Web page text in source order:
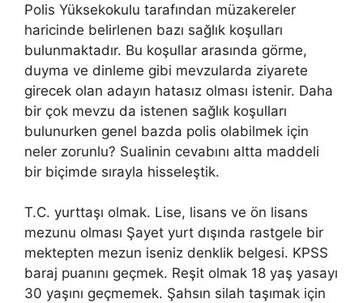
Polis Yüksekokulu tarafından müzakereler
haricinde belirlenen bazı sağlık koşulları
bulunmaktadır. Bu koşullar arasında görme,
duyma ve dinleme gibi mevzularda ziyarete
girecek olan adayın hatasız olması istenir. Daha
bir çok mevzu da istenen sağlık koşulları
bulunurken genel bazda polis olabilmek için
neler zorunlu? Sualinin cevabını altta maddeli
bir biçimde sırayla hisseleştik.
T.C. yurttaşı olmak. Lise, lisans ve ön lisans
mezunu olması Şayet yurt dışında rastgele bir
mektepten mezun iseniz denklik belgesi. KPSS
baraj puanını geçmek. Reşit olmak 18 yaş yasayı
30 yaşını geçmemek. Şahsın silah taşımak için